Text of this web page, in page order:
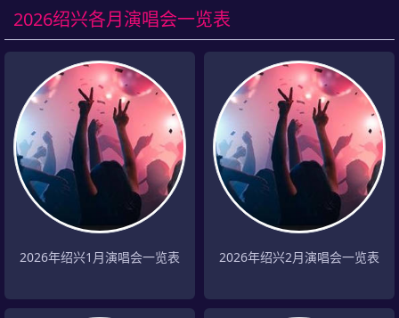
2026绍兴各月演唱会一览表
2026年绍兴1月演唱会一览表 2026年绍兴2月演唱会一览表